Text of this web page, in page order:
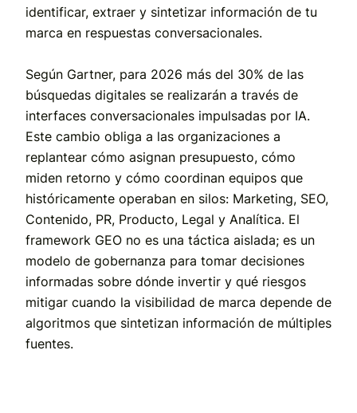
identificar, extraer y sintetizar información de tu
marca en respuestas conversacionales.
Según Gartner, para 2026 más del 30% de las
búsquedas digitales se realizarán a través de
interfaces conversacionales impulsadas por IA.
Este cambio obliga a las organizaciones a
replantear cómo asignan presupuesto, cómo
miden retorno y cómo coordinan equipos que
históricamente operaban en silos: Marketing, SEO,
Contenido, PR, Producto, Legal y Analítica. El
framework GEO no es una táctica aislada; es un
modelo de gobernanza para tomar decisiones
informadas sobre dónde invertir y qué riesgos
mitigar cuando la visibilidad de marca depende de
algoritmos que sintetizan información de múltiples
fuentes.